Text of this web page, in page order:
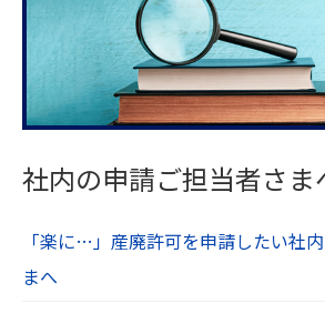
社内の申請ご担当者さま
「楽に…」産廃許可を申請したい社
まへ